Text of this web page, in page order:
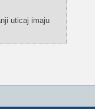
uticaj imaju